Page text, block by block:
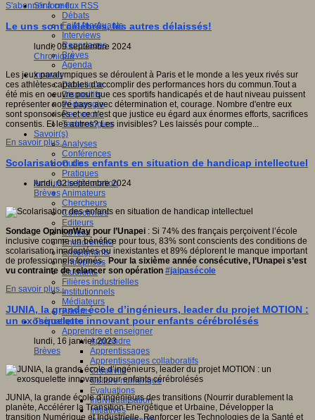
S'informer
Débats
Faits marquants
Interviews
Reportages
Brèves
Agenda
Innover
Didactique
Dispositifs
Pédagogie
Recherche
Technologies
Savoir(s)
Analyses
Conférences
Outils
Pratiques
Acteurs de l'éducation
Animateurs
Chercheurs
Collectivités
Editeurs
EdTech
Encadrement
Enseignants
Entreprises
Etudiants
Filières industrielles
Institutionnels
Médiateurs
Parents
Thématiques
Apprendre et enseigner
Apprendre
Apprentissages
Apprentissages collaboratifs
Créativité
Culture numérique
Evaluations
Individualisation
Initiatives
S'abonner à ce flux RSS
Le uns sont célébrés, les autres délaissés!
lundi, 09 septembre 2024
Chronique
Les jeux paralympiques se déroulent à Paris et le monde a les yeux rivés sur
ces athlètes capables d'accomplir des performances hors du commun.Tout a
été mis en oeuvre pour que ces sportifs handicapés et de haut niveau puissent
représenter notre pays avec détermination et, courage. Nombre d'entre eux
sont sponsorisés et ce n'est que justice eu égard aux énormes efforts, sacrifices
consentis. Et les autres? Les invisibles? Les laissés pour compte...
En savoir plus...
Scolarisation des enfants en situation de handicap intellectuel
lundi, 02 septembre 2024
Brèves
Sondage OpinionWay pour l’Unapei : Si 74% des français perçoivent l’école
inclusive comme un bénéfice pour tous, 83% sont conscients des conditions de
scolarisation inadaptées ou inexistantes et 89% déplorent le manque important
de professionnels formés. Pour la sixième année consécutive, l’Unapei s’est
vu contrainte de relancer son opération #jaipasécole
En savoir plus...
JUNIA, la grande école d’ingénieurs, leader du projet MOTION :
un exosquelette innovant pour enfants cérébrolésés
lundi, 16 janvier 2023
Brèves
JUNIA, la grande école d’ingénieurs des transitions (Nourrir durablement la
planète, Accélérer la Transition Énergétique et Urbaine, Développer la
transition Numérique et Industrielle, Renforcer les Technologies de la Santé et